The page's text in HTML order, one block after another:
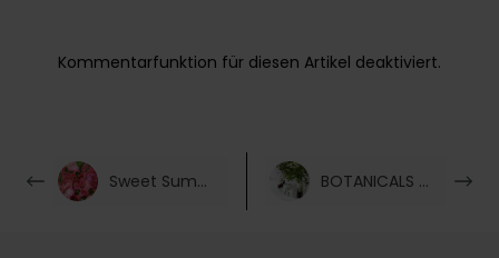
Kommentarfunktion für diesen Artikel deaktiviert.
Sweet Summerdream BOTANICALS Fresh Care